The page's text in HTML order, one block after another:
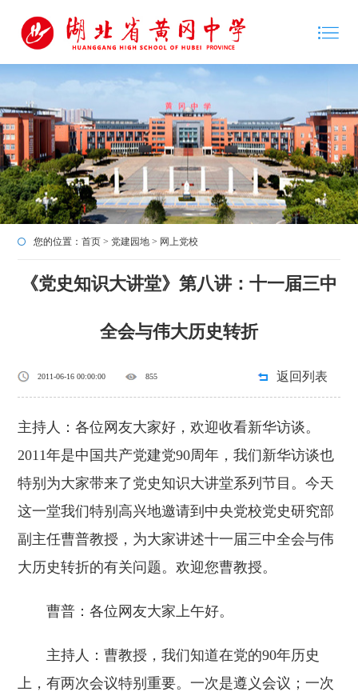
您的位置：首页 > 党建园地 > 网上党校
《党史知识大讲堂》第八讲：十一届三中
全会与伟大历史转折
2011-06-16 00:00:00 855 返回列表
主持人：各位网友大家好，欢迎收看新华访谈。
2011年是中国共产党建党90周年，我们新华访谈也
特别为大家带来了党史知识大讲堂系列节目。今天
这一堂我们特别高兴地邀请到中央党校党史研究部
副主任曹普教授，为大家讲述十一届三中全会与伟
大历史转折的有关问题。欢迎您曹教授。
曹普：各位网友大家上午好。
主持人：曹教授，我们知道在党的90年历史
上，有两次会议特别重要。一次是遵义会议；一次